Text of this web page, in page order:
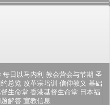
每日以马内利 教会营会与节期 圣
约总览 改革宗培训 信仰教义 基础
生命堂 香港基督生命堂 日本福
解答 宣教信息